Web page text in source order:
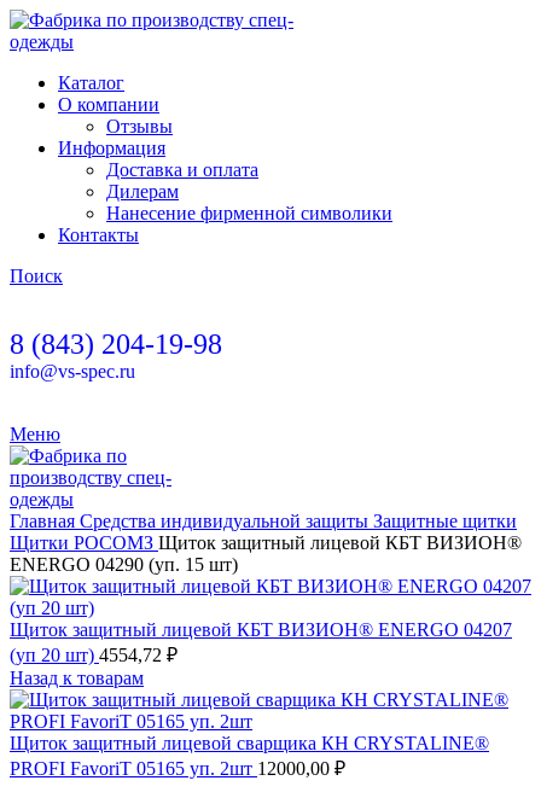
Каталог
О компании
Отзывы
Информация
Доставка и оплата
Дилерам
Нанесение фирменной символики
Контакты
Поиск
8 (843) 204-19-98
info@vs-spec.ru
Меню
Главная Средства индивидуальной защиты Защитные щитки
Щитки РОСОМЗ Щиток защитный лицевой КБТ ВИЗИОН®
ENERGO 04290 (уп. 15 шт)
Щиток защитный лицевой КБТ ВИЗИОН® ENERGO 04207
(уп 20 шт) 4554,72 ₽
Назад к товарам
Щиток защитный лицевой сварщика КН CRYSTALINE®
PROFI FavoriT 05165 уп. 2шт 12000,00 ₽